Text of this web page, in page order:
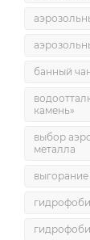
банный
камень»
выбор
металла
выгорание